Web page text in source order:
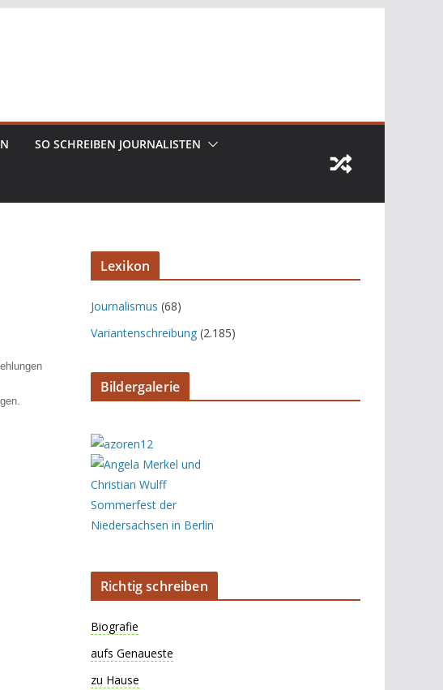
SO SCHREIBEN JOURNALISTEN
Lexikon
Journalismus (68)
Variantenschreibung (2.185)
Bildergalerie
Richtig schreiben
Biografie
aufs Genaueste
zu Hause